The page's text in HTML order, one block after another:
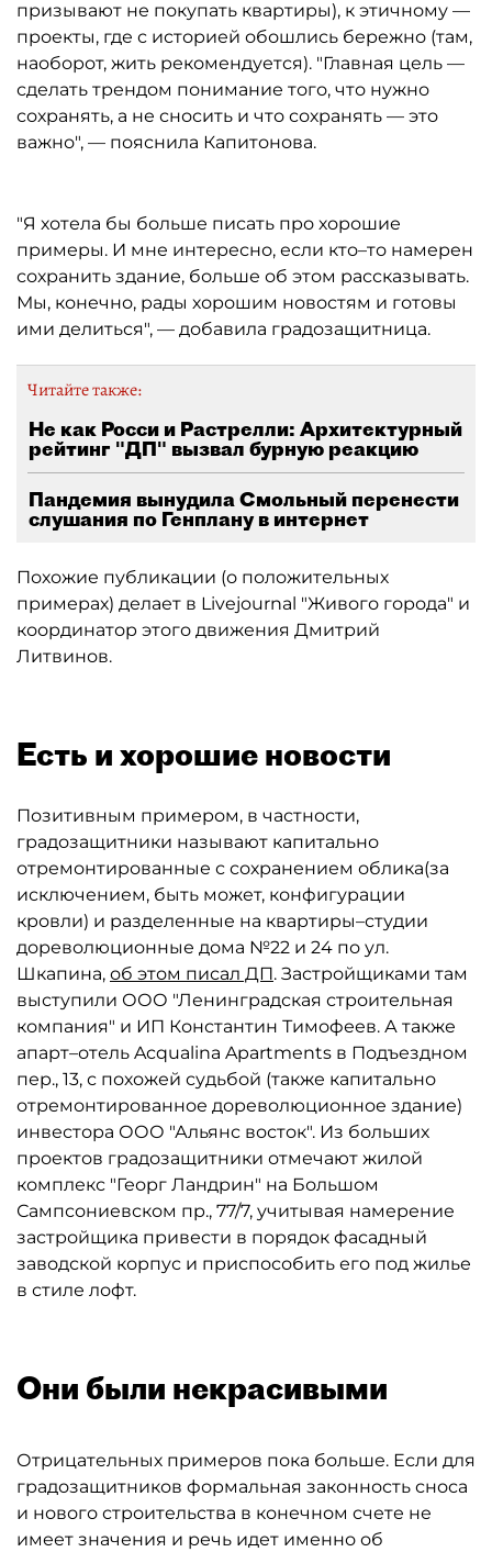
призывают не покупать квартиры), к этичному —
проекты, где с историей обошлись бережно (там,
наоборот, жить рекомендуется). "Главная цель —
сделать трендом понимание того, что нужно
сохранять, а не сносить и что сохранять — это
важно", — пояснила Капитонова.
"Я хотела бы больше писать про хорошие
примеры. И мне интересно, если кто–то намерен
сохранить здание, больше об этом рассказывать.
Мы, конечно, рады хорошим новостям и готовы
ими делиться", — добавила градозащитница.
Читайте также:
Не как Росси и Растрелли: Архитектурный
рейтинг "ДП" вызвал бурную реакцию
Пандемия вынудила Смольный перенести
слушания по Генплану в интернет
Похожие публикации (о положительных
примерах) делает в Livejournal "Живого города" и
координатор этого движения Дмитрий
Литвинов.
Есть и хорошие новости
Позитивным примером, в частности,
градозащитники называют капитально
отремонтированные с сохранением облика(за
исключением, быть может, конфигурации
кровли) и разделенные на квартиры–студии
дореволюционные дома №22 и 24 по ул.
Шкапина, об этом писал ДП. Застройщиками там
выступили ООО "Ленинградская строительная
компания" и ИП Константин Тимофеев. А также
апарт–отель Aсqualina Apartments в Подъездном
пер., 13, с похожей судьбой (также капитально
отремонтированное дореволюционное здание)
инвестора ООО "Альянс восток". Из больших
проектов градозащитники отмечают жилой
комплекс "Георг Ландрин" на Большом
Сампсониевском пр., 77/7, учитывая намерение
застройщика привести в порядок фасадный
заводской корпус и приспособить его под жилье
в стиле лофт.
Они были некрасивыми
Отрицательных примеров пока больше. Если для
градозащитников формальная законность сноса
и нового строительства в конечном счете не
имеет значения и речь идет именно об